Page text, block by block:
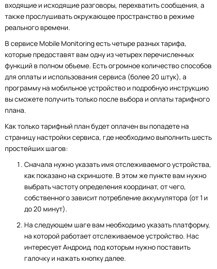
входящие и исходящие разговоры, перехватить сообщения, а
также прослушивать окружающее пространство в режиме
реального времени.
В сервисе Mobile Monitoring есть четыре разных тарифа,
которые предоставят вам одну из четырех перечисленных
функций в полном объеме. Есть огромное количество способов
для оплаты и использования сервиса (более 20 штук), а
программу на мобильное устройство и подробную инструкцию
вы сможете получить только после выбора и оплаты тарифного
плана.
Как только тарифный план будет оплачен вы попадете на
страницу настройки сервиса, где необходимо выполнить шесть
простейших шагов:
Сначала нужно указать имя отслеживаемого устройства,
как показано на скриншоте. В этом же пункте вам нужно
выбрать частоту определения координат, от чего,
собственного зависит потребление аккумулятора (от 1 и
до 20 минут).
На следующем шаге вам необходимо указать платформу,
на которой работает отслеживаемое устройство. Нас
интересует Андроид, под которым нужно поставить
галочку и нажать кнопку далее.